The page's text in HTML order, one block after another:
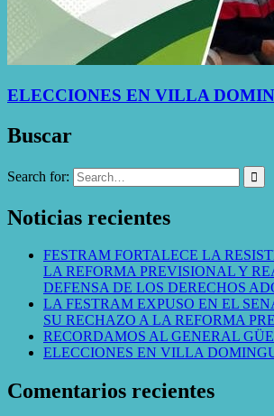
ELECCIONES EN VILLA
Buscar
Search for:
Noticias recientes
FESTRAM FORTALECE LA
LA REFORMA PREVISIONAL Y
DEFENSA DE LOS DERECHOS
LA FESTRAM EXPUSO EN EL
SU RECHAZO A LA REFORMA
RECORDAMOS AL GENERAL
ELECCIONES EN VILLA
Comentarios recientes